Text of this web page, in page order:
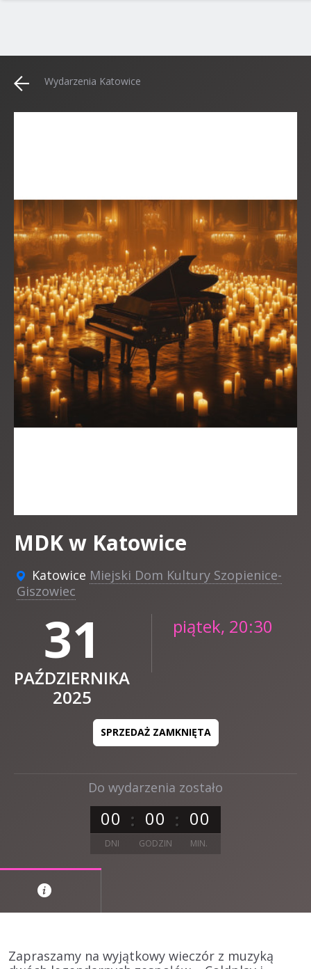
Wydarzenia Katowice
Do wydarzenia zostało
00 00 00
DNI GODZIN MIN.
MDK w Katowice
Katowice Miejski Dom Kultury Szopienice-
Giszowiec
31
PAŹDZIERNIKA
2025
piątek, 20:30
SPRZEDAŻ ZAMKNIĘTA
Zapraszamy na wyjątkowy wieczór z muzyką